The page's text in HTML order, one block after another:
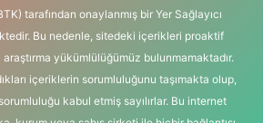
tarafından onaylanmış bir Yer Sağlayıcı
Bu nedenle, sitedeki içerikleri proaktif
yükümlülüğümüz bulunmamaktadır.
içeriklerin sorumluluğunu taşımakta olup,
kabul etmiş sayılırlar. Bu internet